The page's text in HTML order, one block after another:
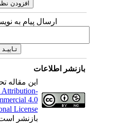
ارسال پیام به
بازنشر اطلاعات
این مقاله
Attribution-
4.0
License
بازنشر است.